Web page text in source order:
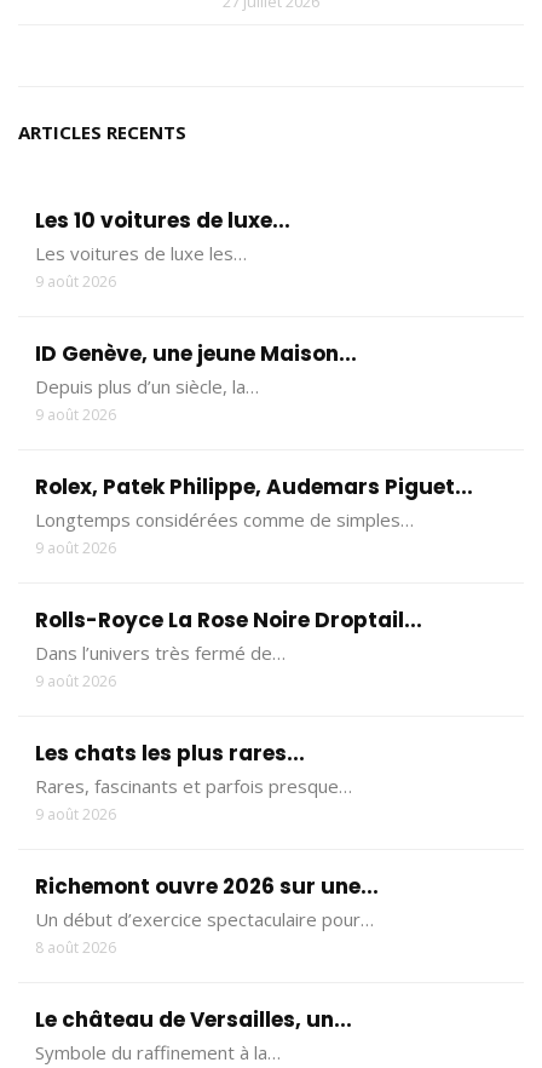
ARTICLES RECENTS
Les 10 voitures de luxe...
Les voitures de luxe les…
9 août 2026
ID Genève, une jeune Maison...
Depuis plus d’un siècle, la…
9 août 2026
Rolex, Patek Philippe, Audemars Piguet...
Longtemps considérées comme de simples…
9 août 2026
Rolls-Royce La Rose Noire Droptail...
Dans l’univers très fermé de…
9 août 2026
Les chats les plus rares...
Rares, fascinants et parfois presque…
9 août 2026
Richemont ouvre 2026 sur une...
Un début d’exercice spectaculaire pour…
8 août 2026
Le château de Versailles, un...
Symbole du raffinement à la…